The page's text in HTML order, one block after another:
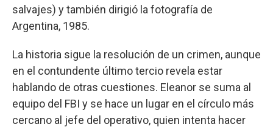
salvajes) y también dirigió la fotografía de
Argentina, 1985.
La historia sigue la resolución de un crimen, aunque
en el contundente último tercio revela estar
hablando de otras cuestiones. Eleanor se suma al
equipo del FBI y se hace un lugar en el círculo más
cercano al jefe del operativo, quien intenta hacer